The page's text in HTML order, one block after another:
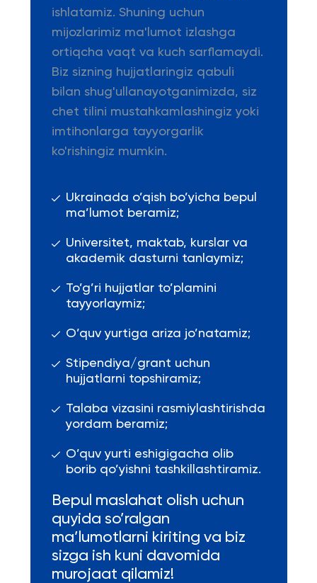
ishlatamiz. Shuning uchun
mijozlarimiz ma'lumot izlashga
ortiqcha vaqt va kuch sarflamaydi.
Biz sizning hujjatlaringiz qabuli
bilan shug'ullanayotganimizda, siz
chet tilini mustahkamlashingiz yoki
imtihonlarga tayyorgarlik
ko'rishingiz mumkin.
Ukrainada o’qish bo’yicha bepul
ma’lumot beramiz;
Universitet, maktab, kurslar va
akademik dasturni tanlaymiz;
To’g’ri hujjatlar to’plamini
tayyorlaymiz;
O’quv yurtiga ariza jo’natamiz;
Stipendiya/grant uchun
hujjatlarni topshiramiz;
Talaba vizasini rasmiylashtirishda
yordam beramiz;
O’quv yurti eshigigacha olib
borib qo’yishni tashkillashtiramiz.
Bepul maslahat olish uchun
quyida so’ralgan
ma’lumotlarni kiriting va biz
sizga ish kuni davomida
murojaat qilamiz!